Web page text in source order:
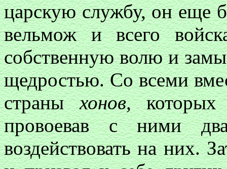
царскую службу, он еще
вельмож и всего
собственную волю и
щедростью. Со всеми
страныхонов,которых
провоевав с ними
воздействовать на них.